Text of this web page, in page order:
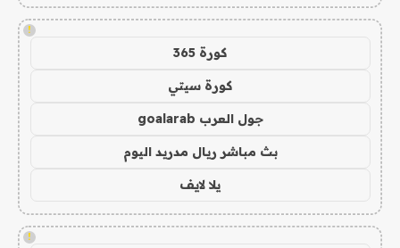
!
كورة 365
كورة سيتي
جول العرب goalarab
بث مباشر ريال مدريد اليوم
يلا لايف
!